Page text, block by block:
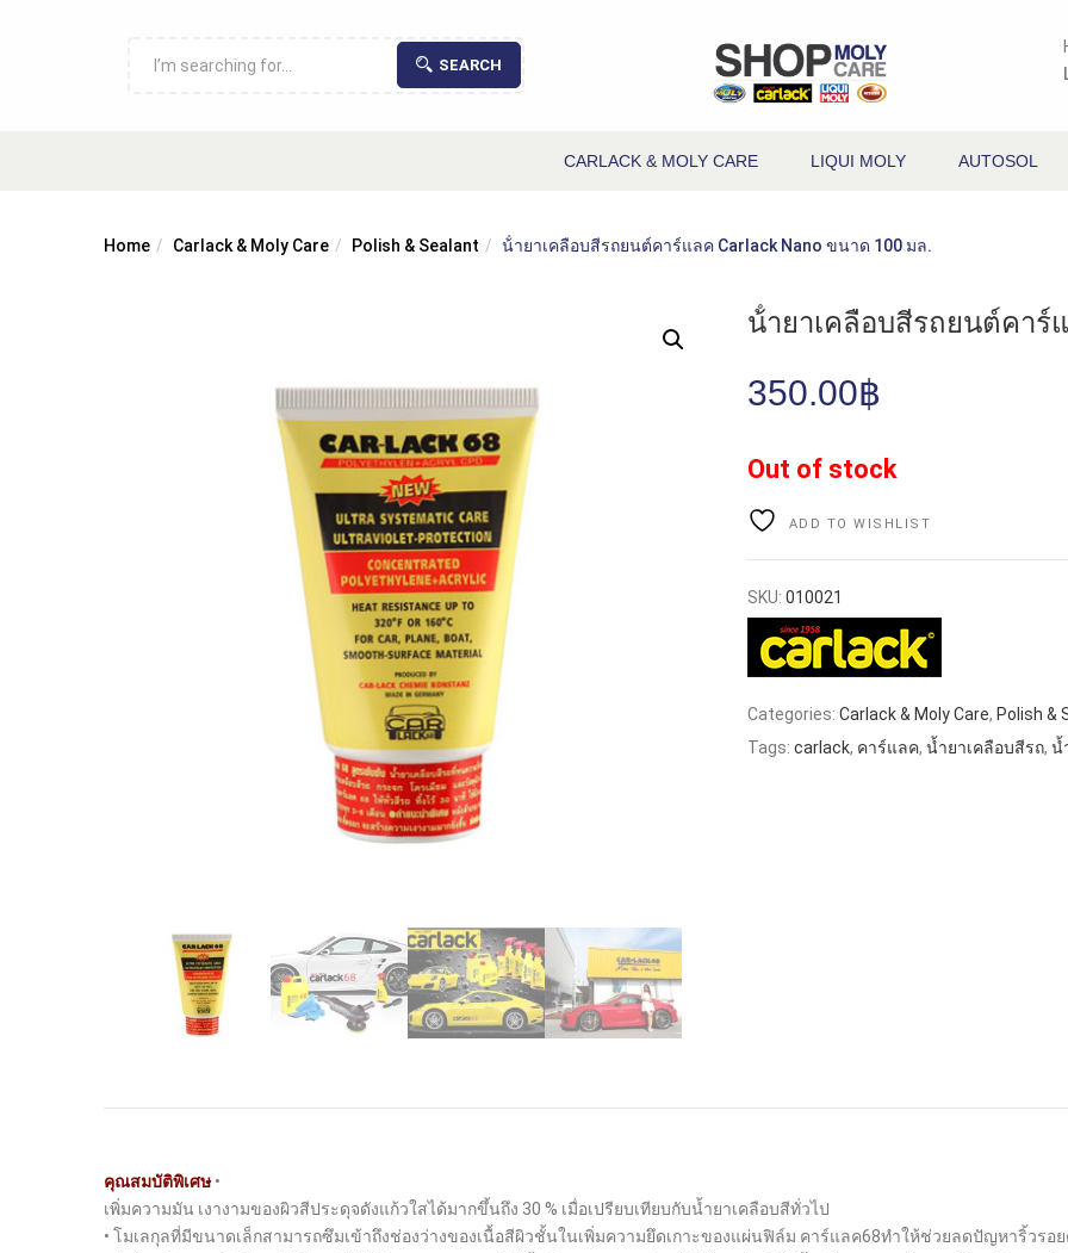
SEARCH
CARLACK & MOLY CARE LIQUI MOLY AUTOSOL
Home Carlack & Moly Care Polish & Sealant น้ํายาเคลือบสีรถยนต์คาร์แลค Carlack Nano ขนาด 100 มล.
น้ํายาเคลือบสีรถยนต์คาร์
350.00฿
Out of stock
ADD TO WISHLIST
SKU: 010021
Categories: Carlack & Moly Care, Polish &
Tags: carlack, คาร์แลค, น้ำยาเคลือบสีรถ, น้
คุณสมบัติพิเศษ •
เพิ่มความมัน เงางามของผิวสีประดุจดังแก้วใสได้มากขึ้นถึง 30 % เมื่อเปรียบเทียบกับน้ำยาเคลือบสีทั่วไป
• โมเลกุลที่มีขนาดเล็กสามารถซึมเข้าถึงช่องว่างของเนื้อสีผิวชั้นในเพิ่มความยึดเกาะของแผ่นฟิล์ม คาร์แลค68ทำให้ช่วยลดปัญหาริ้วรอ